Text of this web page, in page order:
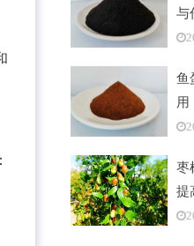
与
鱼
用
枣
提
项